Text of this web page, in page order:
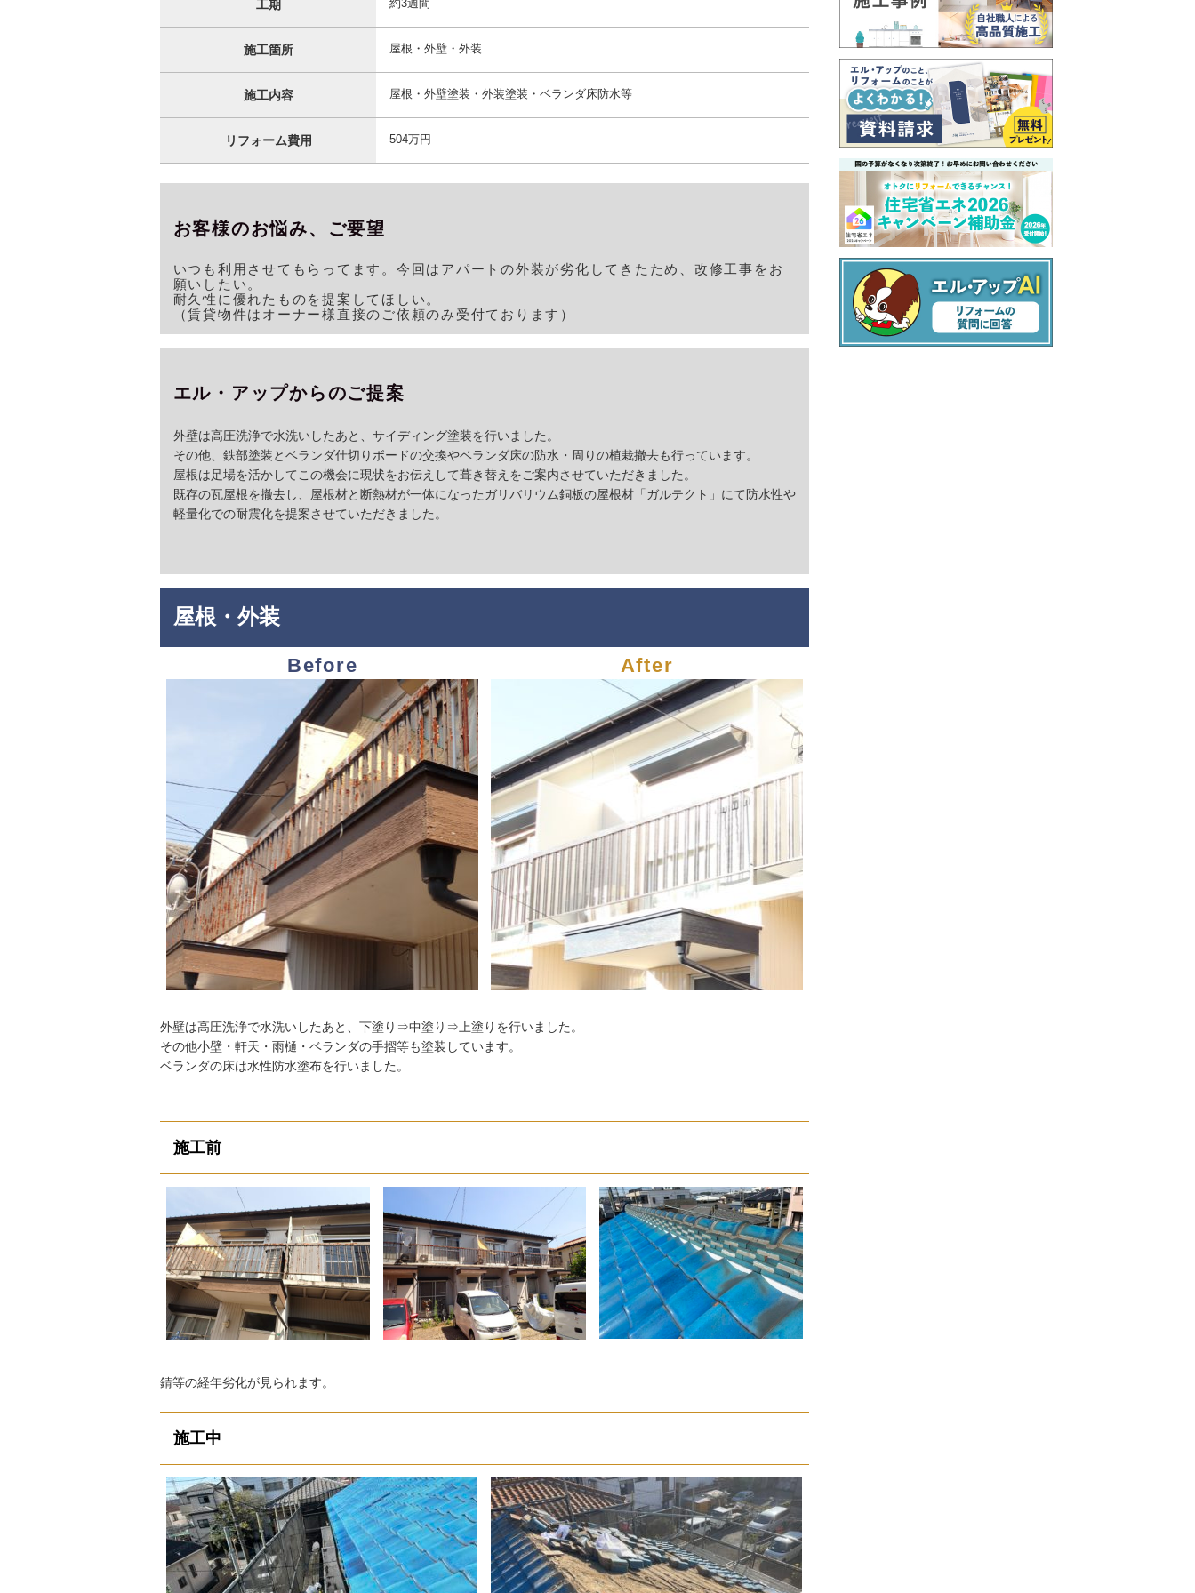
工期 約3週間
施工箇所 屋根・外壁・外装
施工内容 屋根・外壁塗装・外装塗装・ベランダ床防水等
リフォーム費用 504万円
いつも利用させてもらってます。今回はアパートの外装が劣化してきたため、改修工事をお
願いしたい。
耐久性に優れたものを提案してほしい。
（賃貸物件はオーナー様直接のご依頼のみ受付ております）
外壁は高圧洗浄で水洗いしたあと、サイディング塗装を行いました。
その他、鉄部塗装とベランダ仕切りボードの交換やベランダ床の防水・周りの植栽撤去も行っています。
屋根は足場を活かしてこの機会に現状をお伝えして葺き替えをご案内させていただきました。
既存の瓦屋根を撤去し、屋根材と断熱材が一体になったガリバリウム銅板の屋根材「ガルテクト」にて防水性や
軽量化での耐震化を提案させていただきました。
屋根・外装
外壁は高圧洗浄で水洗いしたあと、下塗り⇒中塗り⇒上塗りを行いました。
その他小壁・軒天・雨樋・ベランダの手摺等も塗装しています。
ベランダの床は水性防水塗布を行いました。
施工前
錆等の経年劣化が見られます。
施工中